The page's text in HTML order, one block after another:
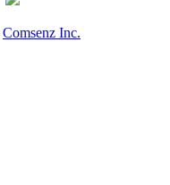
Comsenz Inc.